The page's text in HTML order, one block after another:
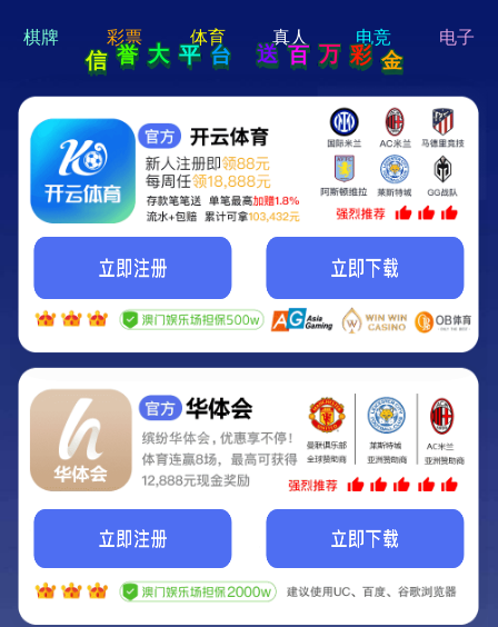
hi 💗
Hey Guys!
我们即将上线啦...
我们的网站正在建设.
它将是非常棒的网站.